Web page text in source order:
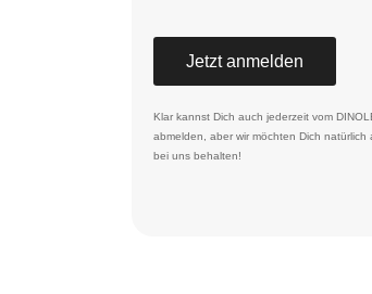
Jetzt anmelden
Klar kannst Dich auch jederzeit vom
abmelden, aber wir möchten Dich natürlich
bei uns behalten!